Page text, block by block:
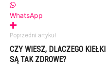
WhatsApp
Poprzedni artykuł
CZY WIESZ, DLACZEGO KIEŁKI
SĄ TAK ZDROWE?